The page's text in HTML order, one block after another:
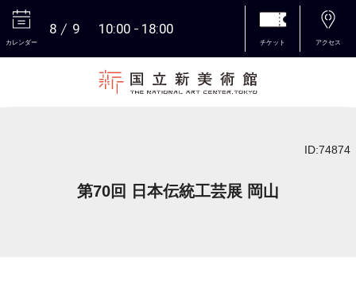
カレンダー
8 9 10:00 18:00
チケット アクセス
ID:74874
第70回 日本伝統工芸展 岡山